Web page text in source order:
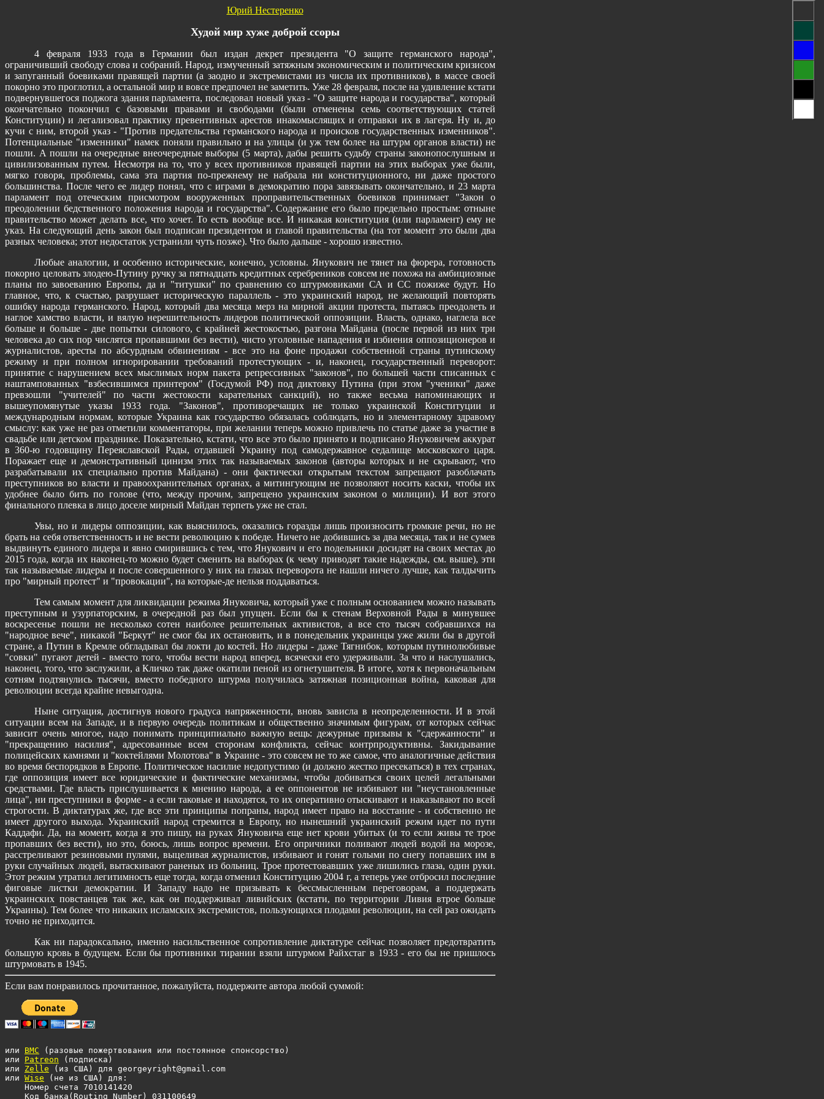
Юрий Нестеренко
Худой мир хуже доброй ссоры
4 февраля 1933 года в Германии был издан декрет президента "О защите германского народа",
ограничивший свободу слова и собраний. Народ, измученный затяжным экономическим и политическим кризисом
и запуганный боевиками правящей партии (а заодно и экстремистами из числа их противников), в массе своей
покорно это проглотил, а остальной мир и вовсе предпочел не заметить. Уже 28 февраля, после на удивление кстати
подвернувшегося поджога здания парламента, последовал новый указ - "О защите народа и государства", который
окончательно покончил с базовыми правами и свободами (были отменены семь соответствующих статей
Конституции) и легализовал практику превентивных арестов инакомыслящих и отправки их в лагеря. Ну и, до
кучи с ним, второй указ - "Против предательства германского народа и происков государственных изменников".
Потенциальные "изменники" намек поняли правильно и на улицы (и уж тем более на штурм органов власти) не
пошли. А пошли на очередные внеочередные выборы (5 марта), дабы решить судьбу страны законопослушным и
цивилизованным путем. Несмотря на то, что у всех противников правящей партии на этих выборах уже были,
мягко говоря, проблемы, сама эта партия по-прежнему не набрала ни конституционного, ни даже простого
большинства. После чего ее лидер понял, что с играми в демократию пора завязывать окончательно, и 23 марта
парламент под отеческим присмотром вооруженных проправительственных боевиков принимает "Закон о
преодолении бедственного положения народа и государства". Содержание его было предельно простым: отныне
правительство может делать все, что хочет. То есть вообще все. И никакая конституция (или парламент) ему не
указ. На следующий день закон был подписан президентом и главой правительства (на тот момент это были два
разных человека; этот недостаток устранили чуть позже). Что было дальше - хорошо известно.
Любые аналогии, и особенно исторические, конечно, условны. Янукович не тянет на фюрера, готовность
покорно целовать злодею-Путину ручку за пятнадцать кредитных серебреников совсем не похожа на амбициозные
планы по завоеванию Европы, да и "титушки" по сравнению со штурмовиками СА и СС пожиже будут. Но
главное, что, к счастью, разрушает историческую параллель - это украинский народ, не желающий повторять
ошибку народа германского. Народ, который два месяца мерз на мирной акции протеста, пытаясь преодолеть и
наглое хамство власти, и вялую нерешительность лидеров политической оппозиции. Власть, однако, наглела все
больше и больше - две попытки силового, с крайней жестокостью, разгона Майдана (после первой из них три
человека до сих пор числятся пропавшими без вести), чисто уголовные нападения и избиения оппозиционеров и
журналистов, аресты по абсурдным обвинениям - все это на фоне продажи собственной страны путинскому
режиму и при полном игнорировании требований протестующих - и, наконец, государственный переворот:
принятие с нарушением всех мыслимых норм пакета репрессивных "законов", по большей части списанных с
наштампованных "взбесившимся принтером" (Госдумой РФ) под диктовку Путина (при этом "ученики" даже
превзошли "учителей" по части жестокости карательных санкций), но также весьма напоминающих и
вышеупомянутые указы 1933 года. "Законов", противоречащих не только украинской Конституции и
международным нормам, которые Украина как государство обязалась соблюдать, но и элементарному здравому
смыслу: как уже не раз отметили комментаторы, при желании теперь можно привлечь по статье даже за участие в
свадьбе или детском празднике. Показательно, кстати, что все это было принято и подписано Януковичем аккурат
в 360-ю годовщину Переяславской Рады, отдавшей Украину под самодержавное седалище московского царя.
Поражает еще и демонстративный цинизм этих так называемых законов (авторы которых и не скрывают, что
разрабатывали их специально против Майдана) - они фактически открытым текстом запрещают разоблачать
преступников во власти и правоохранительных органах, а митингующим не позволяют носить каски, чтобы их
удобнее было бить по голове (что, между прочим, запрещено украинским законом о милиции). И вот этого
финального плевка в лицо доселе мирный Майдан терпеть уже не стал.
Увы, но и лидеры оппозиции, как выяснилось, оказались горазды лишь произносить громкие речи, но не
брать на себя ответственность и не вести революцию к победе. Ничего не добившись за два месяца, так и не сумев
выдвинуть единого лидера и явно смирившись с тем, что Янукович и его подельники досидят на своих местах до
2015 года, когда их наконец-то можно будет сменить на выборах (к чему приводят такие надежды, см. выше), эти
так называемые лидеры и после совершенного у них на глазах переворота не нашли ничего лучше, как талдычить
про "мирный протест" и "провокации", на которые-де нельзя поддаваться.
Тем самым момент для ликвидации режима Януковича, который уже с полным основанием можно называть
преступным и узурпаторским, в очередной раз был упущен. Если бы к стенам Верховной Рады в минувшее
воскресенье пошли не несколько сотен наиболее решительных активистов, а все сто тысяч собравшихся на
"народное вече", никакой "Беркут" не смог бы их остановить, и в понедельник украинцы уже жили бы в другой
стране, а Путин в Кремле обгладывал бы локти до костей. Но лидеры - даже Тягнибок, которым путинолюбивые
"совки" пугают детей - вместо того, чтобы вести народ вперед, всячески его удерживали. За что и наслушались,
наконец, того, что заслужили, а Кличко так даже окатили пеной из огнетушителя. В итоге, хотя к первоначальным
сотням подтянулись тысячи, вместо победного штурма получилась затяжная позиционная война, каковая для
революции всегда крайне невыгодна.
Ныне ситуация, достигнув нового градуса напряженности, вновь зависла в неопределенности. И в этой
ситуации всем на Западе, и в первую очередь политикам и общественно значимым фигурам, от которых сейчас
зависит очень многое, надо понимать принципиально важную вещь: дежурные призывы к "сдержанности" и
"прекращению насилия", адресованные всем сторонам конфликта, сейчас контрпродуктивны. Закидывание
полицейских камнями и "коктейлями Молотова" в Украине - это совсем не то же самое, что аналогичные действия
во время беспорядков в Европе. Политическое насилие недопустимо (и должно жестко пресекаться) в тех странах,
где оппозиция имеет все юридические и фактические механизмы, чтобы добиваться своих целей легальными
средствами. Где власть прислушивается к мнению народа, а ее оппонентов не избивают ни "неустановленные
лица", ни преступники в форме - а если таковые и находятся, то их оперативно отыскивают и наказывают по всей
строгости. В диктатурах же, где все эти принципы попраны, народ имеет право на восстание - и собственно не
имеет другого выхода. Украинский народ стремится в Европу, но нынешний украинский режим идет по пути
Каддафи. Да, на момент, когда я это пишу, на руках Януковича еще нет крови убитых (и то если живы те трое
пропавших без вести), но это, боюсь, лишь вопрос времени. Его опричники поливают людей водой на морозе,
расстреливают резиновыми пулями, выцеливая журналистов, избивают и гонят голыми по снегу попавших им в
руки случайных людей, вытаскивают раненых из больниц. Трое протестовавших уже лишились глаза, один руки.
Этот режим утратил легитимность еще тогда, когда отменил Конституцию 2004 г, а теперь уже отбросил последние
фиговые листки демократии. И Западу надо не призывать к бессмысленным переговорам, а поддержать
украинских повстанцев так же, как он поддерживал ливийских (кстати, по территории Ливия втрое больше
Украины). Тем более что никаких исламских экстремистов, пользующихся плодами революции, на сей раз ожидать
точно не приходится.
Как ни парадоксально, именно насильственное сопротивление диктатуре сейчас позволяет предотвратить
большую кровь в будущем. Если бы противники тирании взяли штурмом Райхстаг в 1933 - его бы не пришлось
штурмовать в 1945.
Если вам понравилось прочитанное, пожалуйста, поддержите автора любой суммой:
или BMC (разовые пожертвования или постоянное спонсорство)
или Patreon (подписка)
или Zelle (из США) для georgeyright@gmail.com
или Wise (не из США) для:
    Номер счета 7010141420
    Код банка(Routing Number) 031100649